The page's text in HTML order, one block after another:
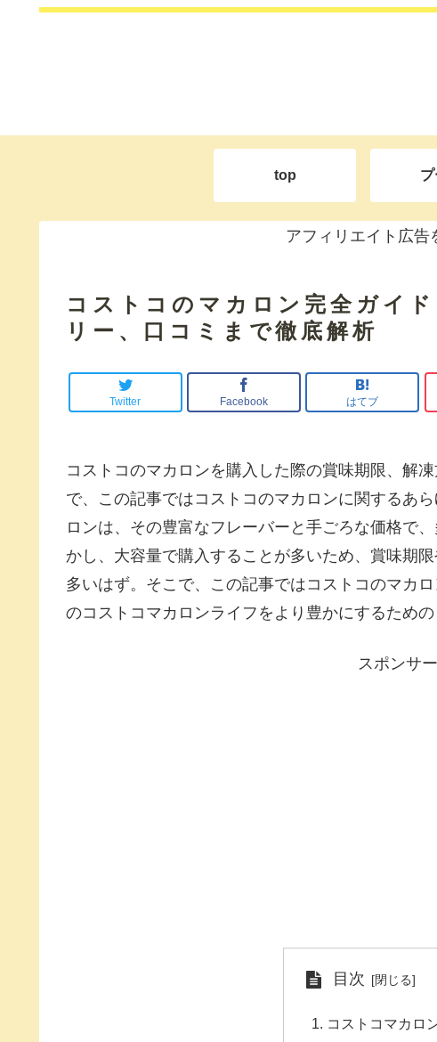
top
アフィリエイト広告
コストコのマカロン完全ガイ
リー、口コミまで徹底解析
Twitter Facebook はてブ
コストコのマカロンを購入した際の賞味期限、解
で、この記事ではコストコのマカロンに関するあ
ロンは、その豊富なフレーバーと手ごろな価格で
かし、大容量で購入することが多いため、賞味期
多いはず。そこで、この記事ではコストコのマカ
のコストコマカロンライフをより豊かにするための
スポンサ
目次
コストコマカロ